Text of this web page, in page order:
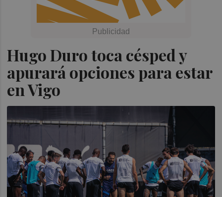
Hugo Duro toca césped y
apurará opciones para estar
en Vigo